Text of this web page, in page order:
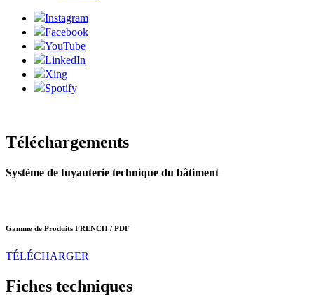
Instagram
Facebook
YouTube
LinkedIn
Xing
Spotify
Téléchargements
Système de tuyauterie technique du bâtiment
Gamme de Produits FRENCH / PDF
TÉLÉCHARGER
Fiches techniques